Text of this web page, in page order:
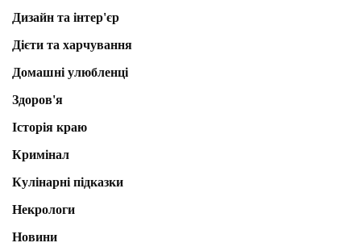
Дизайн та інтер'єр
Дієти та харчування
Домашні улюбленці
Здоров'я
Історія краю
Кримінал
Кулінарні підказки
Некрологи
Новини